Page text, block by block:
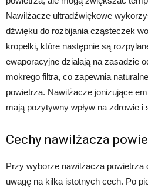
Nawilżacze ultradźwiękowe
dźwięku do rozbijania cząsteczek
kropelki, które następnie są
ewaporacyjne działają na zasadzie
mokrego filtra, co zapewnia
powietrza. Nawilżacze jonizujące
mają pozytywny wpływ na zdrowie i
Cechy nawilżacza
Przy wyborze nawilżacza powietrza
uwagę na kilka istotnych cech. Po